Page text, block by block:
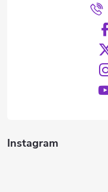
Instagram